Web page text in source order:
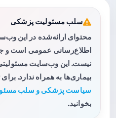
سلب مسئولیت پزشکی
محتوای ارائه‌شده در این
اطلاع‌رسانی عمومی است و
نیست. این وب‌سایت
بیماری‌ها به همراه ندارد.
سیاست پزشکی و سلب
بخوانید.